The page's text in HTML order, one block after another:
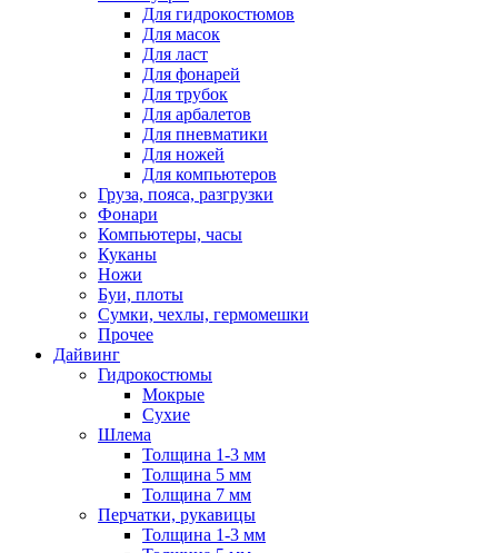
Для гидрокостюмов
Для масок
Для ласт
Для фонарей
Для трубок
Для арбалетов
Для пневматики
Для ножей
Для компьютеров
Груза, пояса, разгрузки
Фонари
Компьютеры, часы
Куканы
Ножи
Буи, плоты
Сумки, чехлы, гермомешки
Прочее
Дайвинг
Гидрокостюмы
Мокрые
Сухие
Шлема
Толщина 1-3 мм
Толщина 5 мм
Толщина 7 мм
Перчатки, рукавицы
Толщина 1-3 мм